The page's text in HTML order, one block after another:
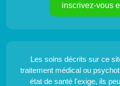
inscrivez-vous
Les soins décrits sur ce
traitement médical ou
état de santé l'exige, ils